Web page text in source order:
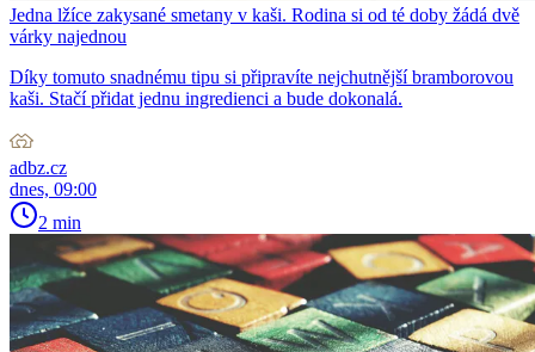
Jedna lžíce zakysané smetany v kaši. Rodina si od té doby žádá dvě
várky najednou
Díky tomuto snadnému tipu si připravíte nejchutnější bramborovou
kaši. Stačí přidat jednu ingredienci a bude dokonalá.
adbz.cz
dnes, 09:00
2 min